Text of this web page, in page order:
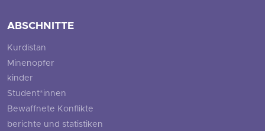
ABSCHNITTE
Kurdistan
Minenopfer
kinder
Student*innen
Bewaffnete Konflikte
berichte und statistiken